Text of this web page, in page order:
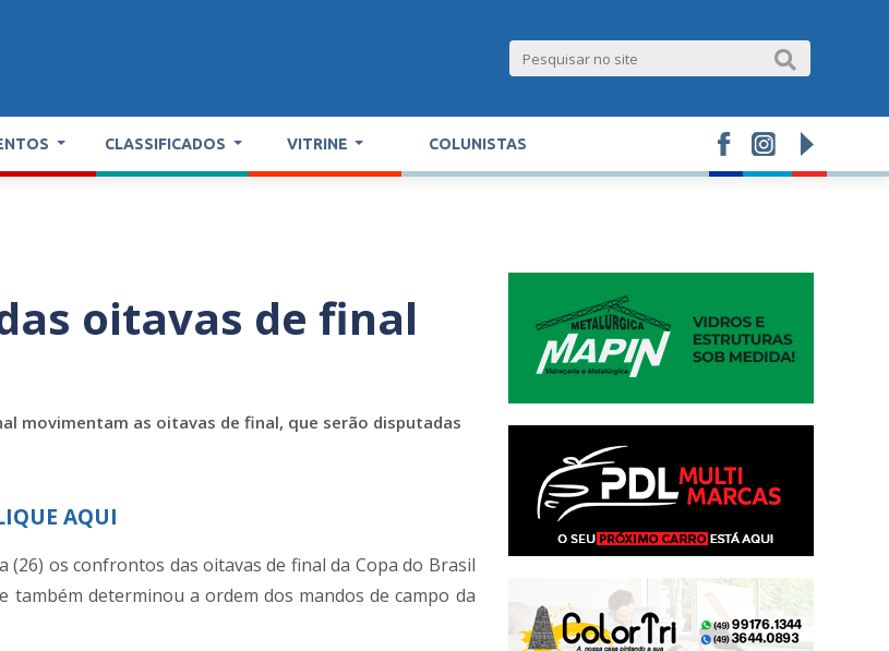
CLASSIFICADOS VITRINE COLUNISTAS
oitavas de final
movimentam as oitavas de final, que serão disputadas
AQUI
(26) os confrontos das oitavas de final da Copa do Brasil
determinou a ordem dos mandos de campo da